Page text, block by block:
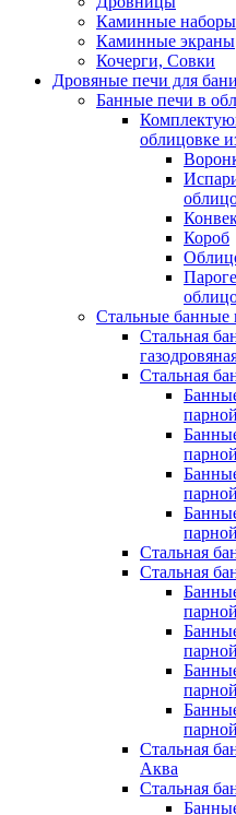
Каминные наборы
Каминные экраны
Кочерги, Совки
Дровяные печи для
Банные печи в
облицовке
Короб
Стальные
Стальная
Стальная
Стальная
Стальная
Стальная
Аква
Стальная